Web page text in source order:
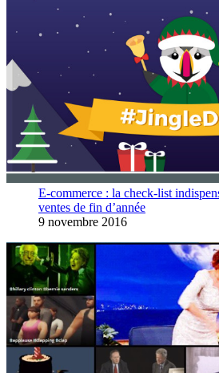
E-commerce : la check-list
ventes de fin d’année
9 novembre 2016